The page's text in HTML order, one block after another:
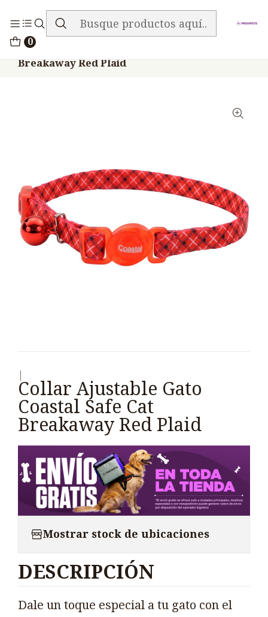
0
ENVIO GRATIS EN TODA LA TIENDA
Breakaway Red Plaid
Collar Ajustable Gato
Coastal Safe Cat
Breakaway Red Plaid
Mostrar stock de ubicaciones
DESCRIPCIÓN
Dale un toque especial a tu gato con el